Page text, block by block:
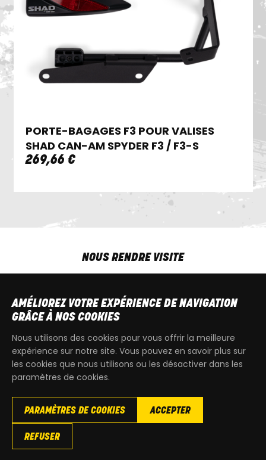
PORTE-BAGAGES F3 POUR VALISES
SHAD CAN-AM SPYDER F3 / F3-S
269,66 €
NOUS RENDRE VISITE
SAM9h00 - 13h30
T+32 64 700 970
Copyright© 2026 KdQuad. Tous droits reservés |
Cookies
AMÉLIOREZ VOTRE EXPÉRIENCE DE NAVIGATION
GRÂCE À NOS COOKIES
Nous utilisons des cookies pour vous offrir la meilleure
expérience sur notre site. Vous pouvez en savoir plus sur
les cookies que nous utilisons ou les désactiver dans les
paramètres de cookies.
PARAMÈTRES DE COOKIES ACCEPTER
REFUSER